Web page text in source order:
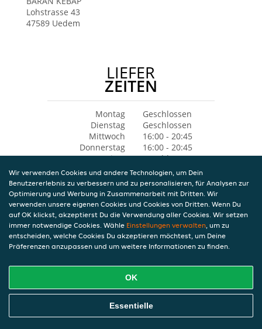
Lohstrasse 43
47589 Uedem
LIEFER
ZEITEN
Montag
Geschlossen
Dienstag
Geschlossen
Mittwoch
16:00 - 20:45
Donnerstag
16:00 - 20:45
Freitag
Geschlossen
Samstag
Geschlossen
Sonntag
Geschlossen
Wir verwenden Cookies und andere Technologien, um Dein
Benutzererlebnis zu verbessern und zu personalisieren, für Analysen zur
Optimierung und Werbung in Zusammenarbeit mit Dritten. Wir
verwenden unsere eigenen Cookies und Cookies von Dritten. Wenn Du
auf OK klickst, akzeptierst Du die Verwendung aller Cookies. Wir setzen
immer notwendige Cookies. Wähle Einstellungen verwalten, um zu
entscheiden, welche Cookies Du akzeptieren möchtest, um Deine
Präferenzen anzupassen und um weitere Informationen zu finden.
OK
Essentielle